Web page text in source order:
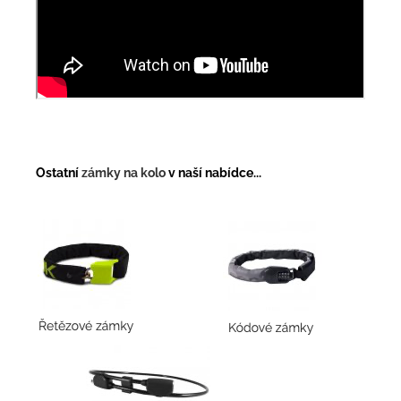
Ostatnízámky na kolov naší nabídce...